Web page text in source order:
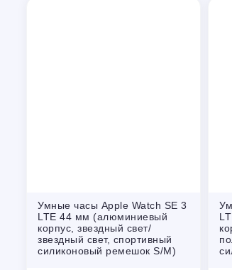
Умные часы Apple Watch SE 3
LTE 44 мм (алюминиевый
корпус, звездный свет/
звездный свет, спортивный
силиконовый ремешок S/M)